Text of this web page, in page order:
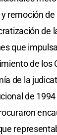
remoción
de
que
de los
de la
de